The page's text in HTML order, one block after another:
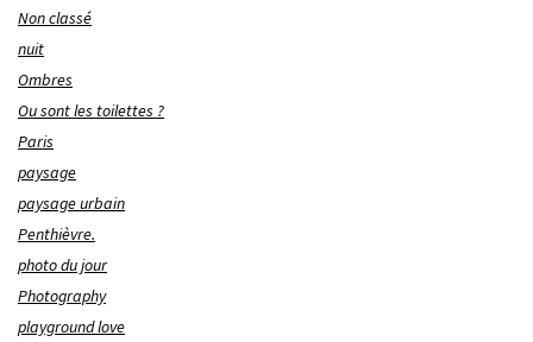
Non classé
nuit
Ombres
Ou sont les toilettes ?
Paris
paysage
paysage urbain
Penthièvre.
photo du jour
Photography
playground love